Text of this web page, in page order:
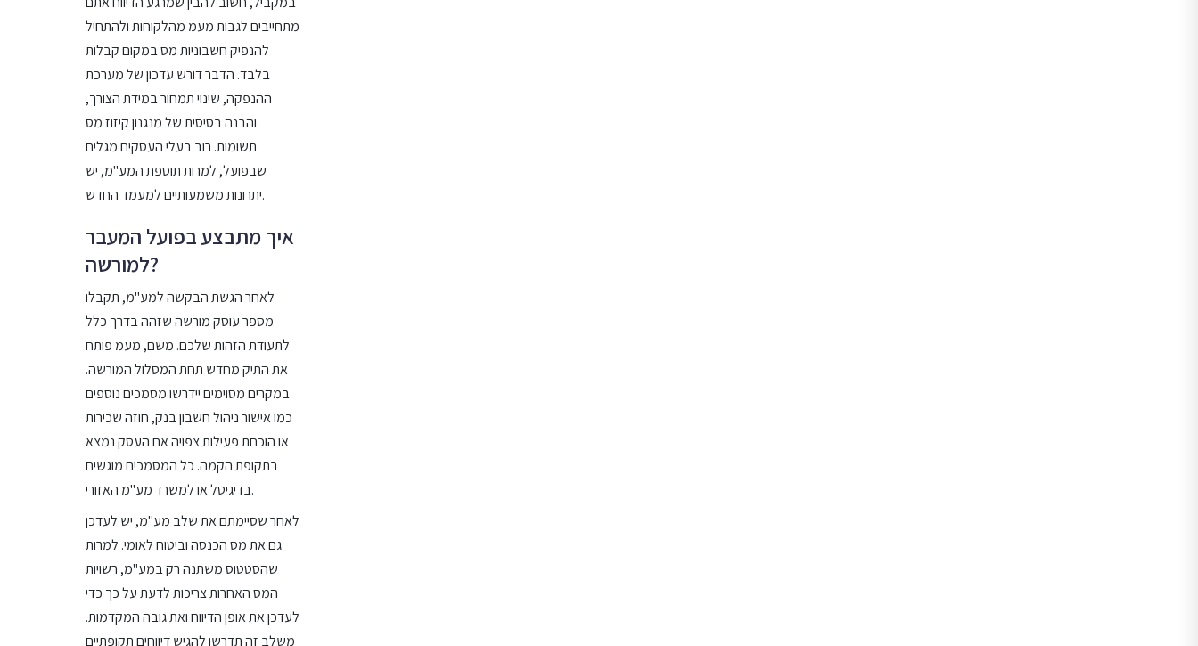
מתחייבים לגבות מעמ מהלקוחות ולהתחיל
להנפיק חשבוניות מס במקום קבלות
בלבד. הדבר דורש עדכון של מערכת
ההנפקה, שינוי תמחור במידת הצורך,
והבנה בסיסית של מנגנון קיזוז מס
תשומות. רוב בעלי העסקים מגלים
שבפועל, למרות תוספת המע"מ, יש
יתרונות משמעותיים למעמד החדש.
איך מתבצע בפועל המעבר
למורשה?
לאחר הגשת הבקשה למע"מ, תקבלו
מספר עוסק מורשה שזהה בדרך כלל
לתעודת הזהות שלכם. משם, מעמ פותח
את התיק מחדש תחת המסלול המורשה.
במקרים מסוימים יידרשו מסמכים נוספים
כמו אישור ניהול חשבון בנק, חוזה שכירות
או הוכחת פעילות צפויה אם העסק נמצא
בתקופת הקמה. כל המסמכים מוגשים
בדיגיטל או למשרד מע"מ האזורי.
לאחר שסיימתם את שלב מע"מ, יש לעדכן
גם את מס הכנסה וביטוח לאומי. למרות
שהסטטוס משתנה רק במע"מ, רשויות
המס האחרות צריכות לדעת על כך כדי
לעדכן את אופן הדיווח ואת גובה המקדמות.
משלב זה תדרשו להגיש דיווחים תקופתיים